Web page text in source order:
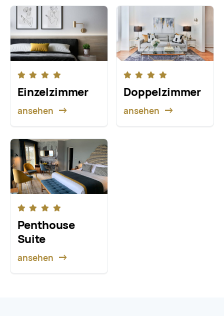
Einzelzimmer
ansehen
Doppel­zimmer
ansehen
Penthouse
Suite
ansehen